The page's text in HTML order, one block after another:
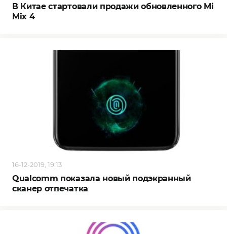
В Китае стартовали продажи обновленного Mi
Mix 4
16-12-2019, 19:13
Qualcomm показала новый подэкранный
сканер отпечатка